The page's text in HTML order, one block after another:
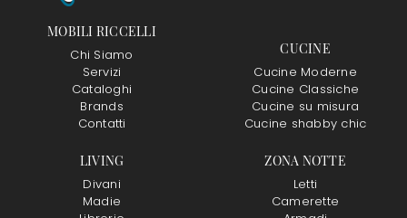
MOBILI RICCELLI
Chi Siamo
Servizi
Cataloghi
Brands
Contatti
CUCINE
Cucine Moderne
Cucine Classiche
Cucine su misura
Cucine shabby chic
LIVING
Divani
Madie
ZONA NOTTE
Letti
Camerette